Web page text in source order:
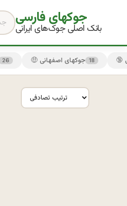
جوکهای فارسی
بانک اصلی جوک‌های ایرانی
26 🤑 جوکهای اصفهانی 18